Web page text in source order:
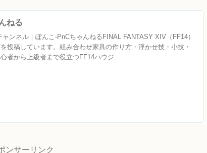
ねる
ンネル｜ぽんこ‐PnCちゃんねるFINAL FANTASY XIV（FF14）
投稿しています。組み合わせ家具の作り方・浮かせ技・小技・
者から上級者まで役立つFF14ハウジ...
ンサーリンク